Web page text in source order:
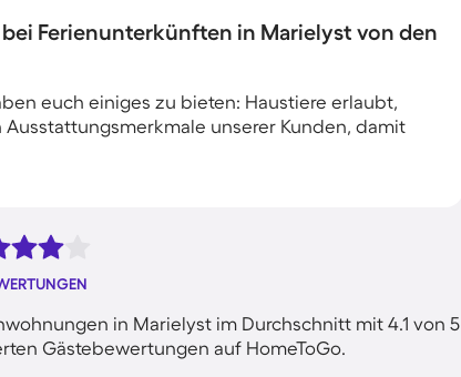
Ferienunterkünften in Marielyst von den
euch einiges zu bieten: Haustiere erlaubt,
unserer Kunden, damit
in Marielyst im Durchschnitt mit 4.1 von 5
Gästebewertungen auf HomeToGo.